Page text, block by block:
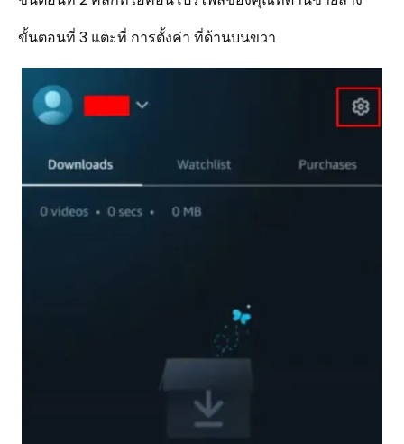
ขั้นตอนที่ 3 แตะที่ การตั้งค่า ที่ด้านบนขวา